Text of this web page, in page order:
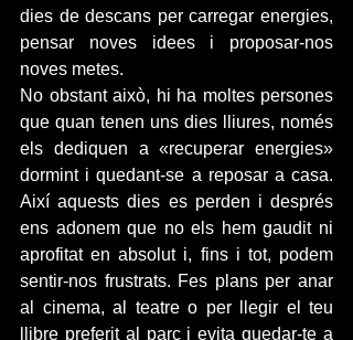
dies de descans per carregar energies,
pensar noves idees i proposar-nos
noves metes.
No obstant això, hi ha moltes persones
que quan tenen uns dies lliures, només
els dediquen a «recuperar energies»
dormint i quedant-se a reposar a casa.
Així aquests dies es perden i després
ens adonem que no els hem gaudit ni
aprofitat en absolut i, fins i tot, podem
sentir-nos frustrats. Fes plans per anar
al cinema, al teatre o per llegir el teu
llibre preferit al parc i evita quedar-te a